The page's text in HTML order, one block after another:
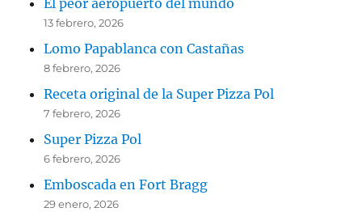
El peor aeropuerto del mundo
13 febrero, 2026
Lomo Papablanca con Castañas
8 febrero, 2026
Receta original de la Super Pizza Pol
7 febrero, 2026
Super Pizza Pol
6 febrero, 2026
Emboscada en Fort Bragg
29 enero, 2026